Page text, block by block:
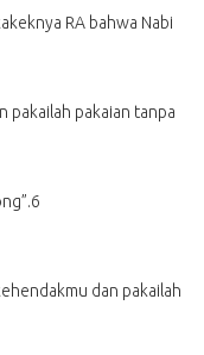
RA bahwa Nabi
pakailah pakaian tanpa
dan pakailah